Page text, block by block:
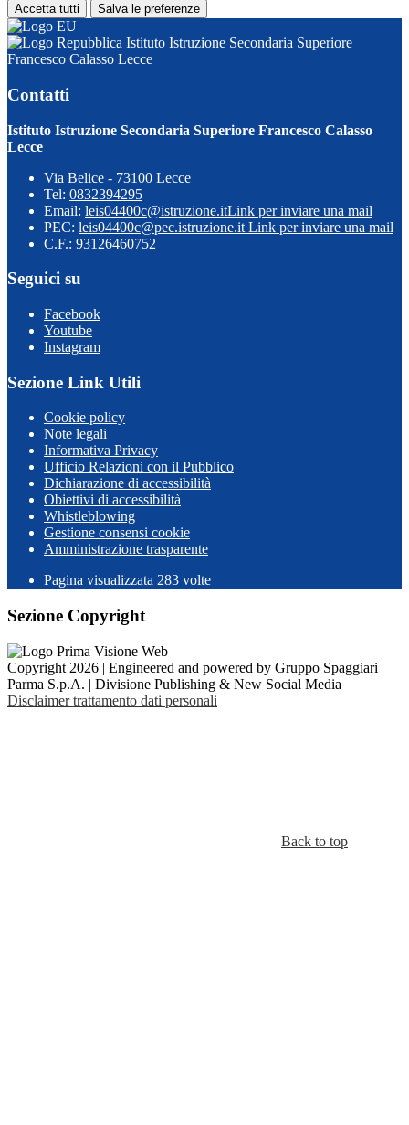
Accetta tutti Salva le preferenze
Istituto Istruzione Secondaria Superiore
Francesco Calasso Lecce
Contatti
Istituto Istruzione Secondaria Superiore Francesco Calasso
Lecce
Via Belice - 73100 Lecce
Tel: 0832394295
Email: leis04400c@istruzione.itLink per inviare una mail
PEC: leis04400c@pec.istruzione.it Link per inviare una mail
C.F.: 93126460752
Seguici su
Facebook
Youtube
Instagram
Sezione Link Utili
Cookie policy
Note legali
Informativa Privacy
Ufficio Relazioni con il Pubblico
Dichiarazione di accessibilità
Obiettivi di accessibilità
Whistleblowing
Gestione consensi cookie
Amministrazione trasparente
Pagina visualizzata 283 volte
Sezione Copyright
Copyright 2026 | Engineered and powered by Gruppo Spaggiari
Parma S.p.A. | Divisione Publishing & New Social Media
Disclaimer trattamento dati personali
Back to top